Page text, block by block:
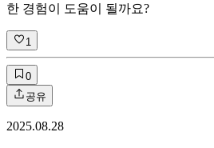
한 경험이 도움이 될까요?
1
0
공유
2025.08.28